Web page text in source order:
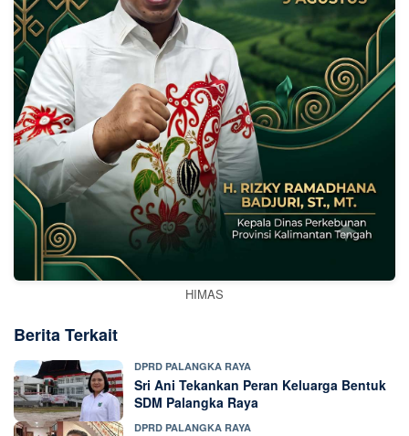
HIMAS
Berita Terkait
DPRD PALANGKA RAYA
Sri Ani Tekankan Peran Keluarga Bentuk
SDM Palangka Raya
DPRD PALANGKA RAYA